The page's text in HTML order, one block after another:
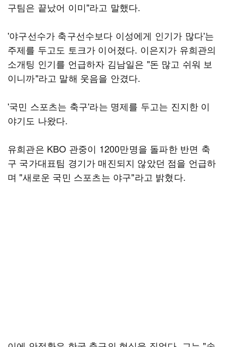
구팀은 끝났어 이미"라고 말했다.
'야구선수가 축구선수보다 이성에게 인기가 많다'는
주제를 두고도 토크가 이어졌다. 이은지가 유희관의
소개팅 인기를 언급하자 김남일은 "돈 많고 쉬워 보
이니까"라고 말해 웃음을 안겼다.
'국민 스포츠는 축구'라는 명제를 두고는 진지한 이
야기도 나왔다.
유희관은 KBO 관중이 1200만명을 돌파한 반면 축
구 국가대표팀 경기가 매진되지 않았던 점을 언급하
며 "새로운 국민 스포츠는 야구"라고 밝혔다.